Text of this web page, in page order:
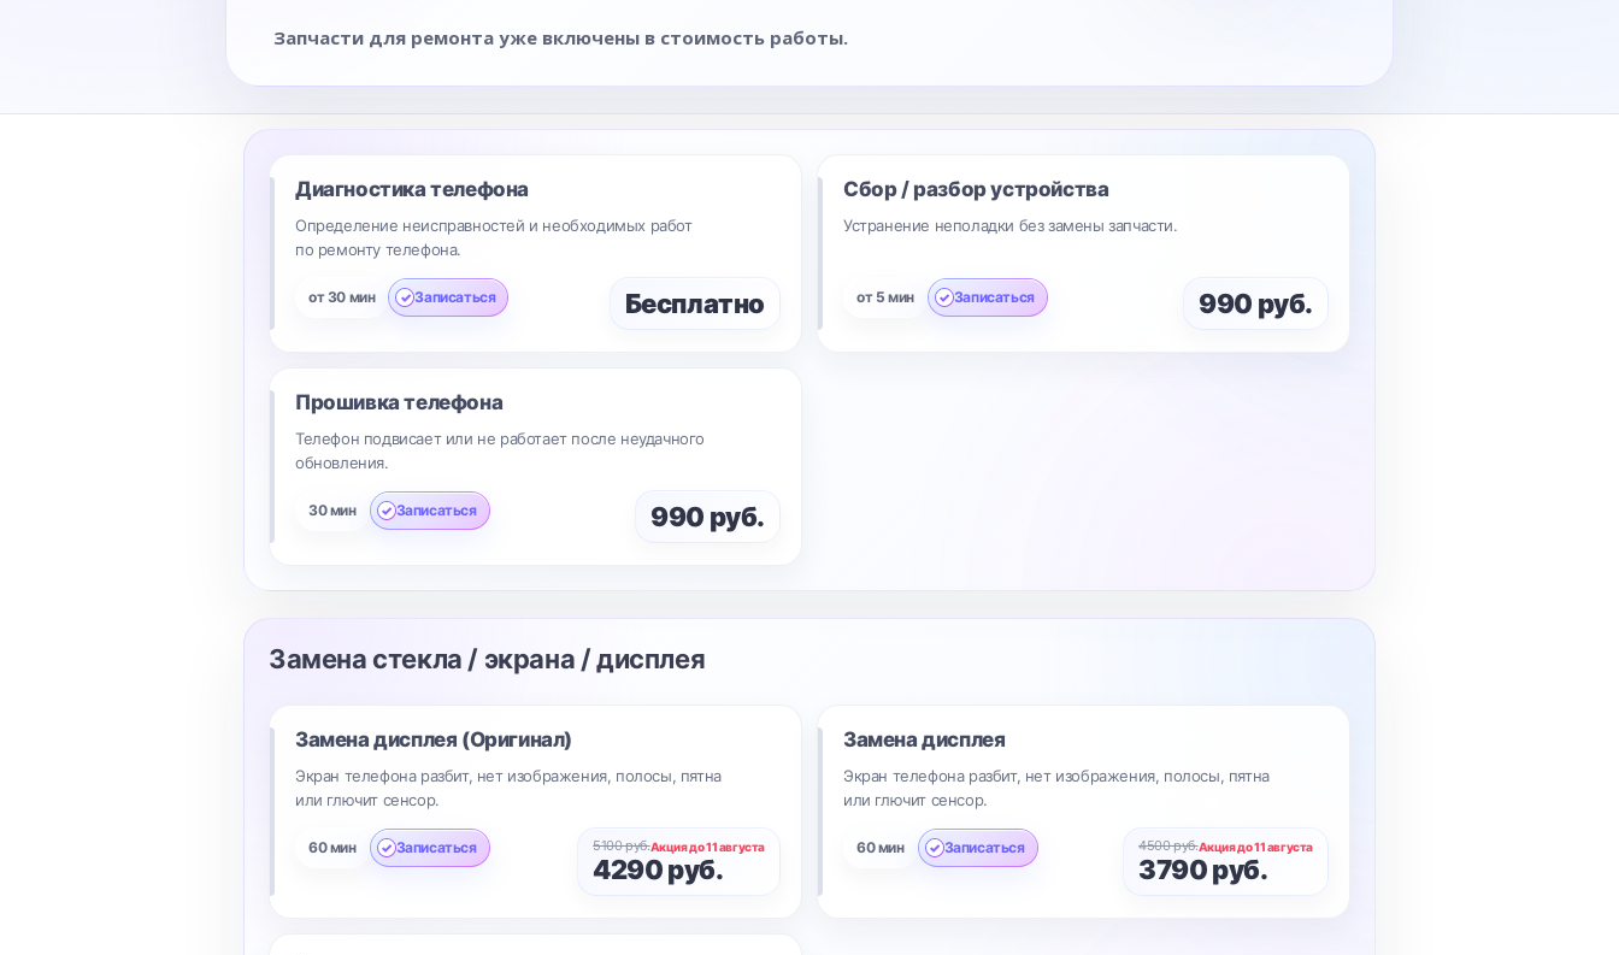
Запчасти для ремонта уже включены в стоимость работы.
Диагностика телефона
Определение неисправностей и необходимых работ
по ремонту телефона.
от 30 мин Записаться Бесплатно
Сбор / разбор устройства
Устранение неполадки без замены запчасти.
от 5 мин Записаться 990 руб.
Прошивка телефона
Телефон подвисает или не работает после неудачного
обновления.
30 мин Записаться 990 руб.
Замена стекла / экрана / дисплея
Замена дисплея (Оригинал)
Экран телефона разбит, нет изображения, полосы, пятна
или глючит сенсор.
60 мин Записаться 5100 руб.Акция до 11 августа
4290 руб.
Замена дисплея
Экран телефона разбит, нет изображения, полосы, пятна
или глючит сенсор.
60 мин Записаться 4500 руб.Акция до 11 августа
3790 руб.